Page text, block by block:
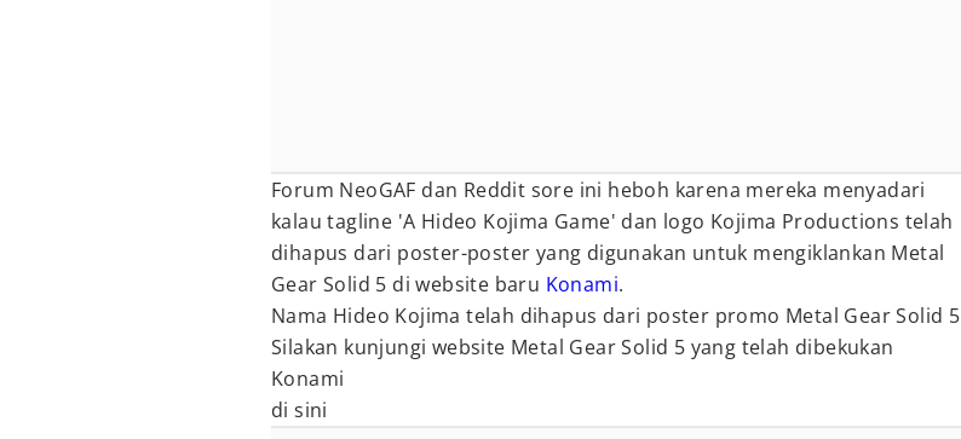
Forum NeoGAF dan Reddit sore ini heboh karena mereka menyadari
kalau tagline 'A Hideo Kojima Game' dan logo Kojima Productions telah
dihapus dari poster-poster yang digunakan untuk mengiklankan Metal
Gear Solid 5 di website baru Konami.
Nama Hideo Kojima telah dihapus dari poster promo Metal Gear Solid 5
Silakan kunjungi website Metal Gear Solid 5 yang telah dibekukan
Konami
di sini